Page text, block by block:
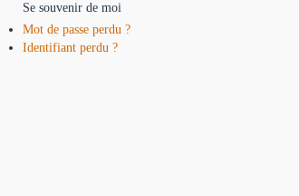
Se souvenir de moi
Mot de passe perdu ?
Identifiant perdu ?